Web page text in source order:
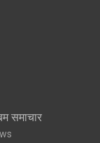
समाचार